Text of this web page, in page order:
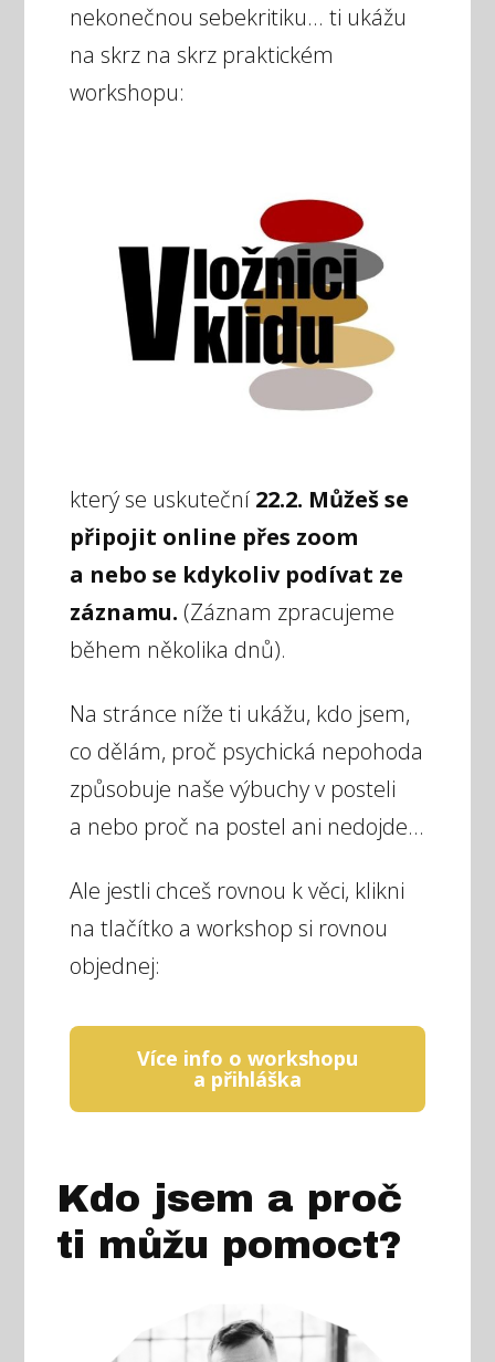
nekonečnou sebekritiku... ti ukážu
na skrz na skrz praktickém
workshopu:
který se uskuteční 22.2. Můžeš se
připojit online přes zoom
a nebo se kdykoliv podívat ze
záznamu. (Záznam zpracujeme
během několika dnů).
Na stránce níže ti ukážu, kdo jsem,
co dělám, proč psychická nepohoda
způsobuje naše výbuchy v posteli
a nebo proč na postel ani nedojde...
Ale jestli chceš rovnou k věci, klikni
na tlačítko a workshop si rovnou
objednej:
Více info o workshopu
a přihláška
Kdo jsem a proč
ti můžu pomoct?